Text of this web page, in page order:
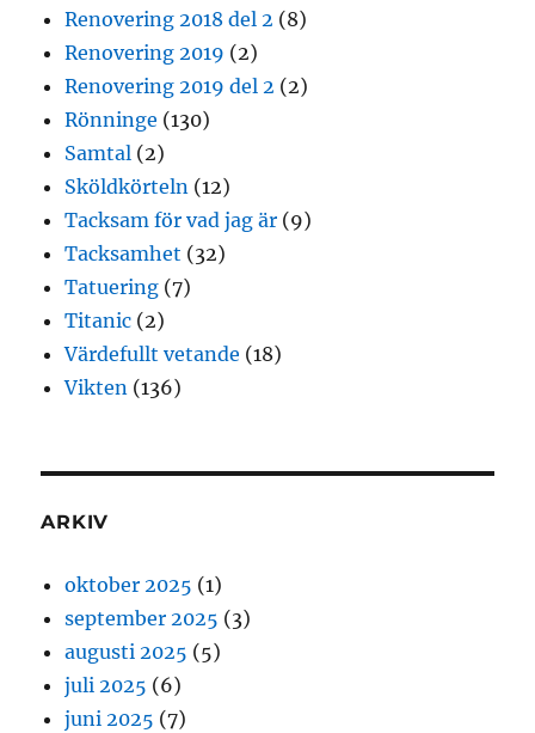
Renovering 2018 del 2 (8)
Renovering 2019 (2)
Renovering 2019 del 2 (2)
Rönninge (130)
Samtal (2)
Sköldkörteln (12)
Tacksam för vad jag är (9)
Tacksamhet (32)
Tatuering (7)
Titanic (2)
Värdefullt vetande (18)
Vikten (136)
ARKIV
oktober 2025 (1)
september 2025 (3)
augusti 2025 (5)
juli 2025 (6)
juni 2025 (7)